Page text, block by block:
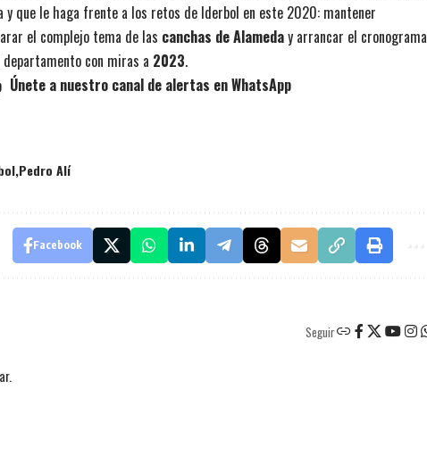
y que le haga frente a los retos de Iderbol en este 2020: mantener
el complejo tema de las canchas de Alameday arrancar el cronograma
con miras a 2023.
Únete a nuestro canal de alertas en WhatsApp
Pedro Alí
Facebook
Seguir